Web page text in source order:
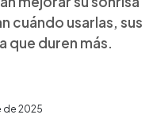
cuándo usarlas, sus
que duren más.
de 2025